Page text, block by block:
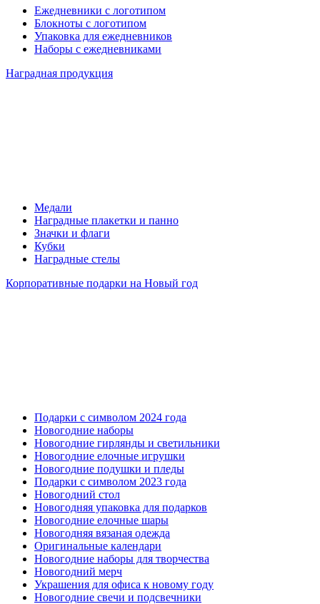
Ежедневники с логотипом
Блокноты с логотипом
Упаковка для ежедневников
Наборы с ежедневниками
Наградная продукция
Медали
Наградные плакетки и панно
Значки и флаги
Кубки
Наградные стелы
Корпоративные подарки на Новый год
Подарки с символом 2024 года
Новогодние наборы
Новогодние гирлянды и светильники
Новогодние елочные игрушки
Новогодние подушки и пледы
Подарки с символом 2023 года
Новогодний стол
Новогодняя упаковка для подарков
Новогодние елочные шары
Новогодняя вязаная одежда
Оригинальные календари
Новогодние наборы для творчества
Новогодний мерч
Украшения для офиса к новому году
Новогодние свечи и подсвечники